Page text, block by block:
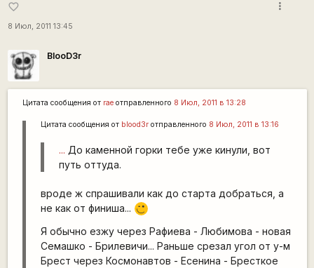
favorite_border
8 Июл, 2011 13:45
more_vert
BlooD3r
Цитата сообщения от raeотправленного 8 Июл, 2011 в 13:28
Цитата сообщения от blood3rотправленного 8 Июл, 2011 в 13:16
... До каменной горки тебе уже кинули, вот
путь оттуда.
вроде ж спрашивали как до старта добраться, а
не как от финиша... ,-)
Я обычно езжу через Рафиева - Любимова - новая
Семашко - Брилевичи... Раньше срезал угол от у-м
Брест через Космонавтов - Есенина - Бресткое